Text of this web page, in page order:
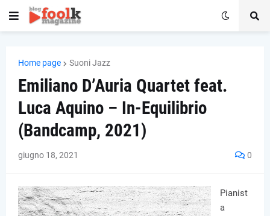
Home page Suoni Jazz
Emiliano D’Auria Quartet feat.
Luca Aquino – In-Equilibrio
(Bandcamp, 2021)
giugno 18, 2021 0
Pianist
a